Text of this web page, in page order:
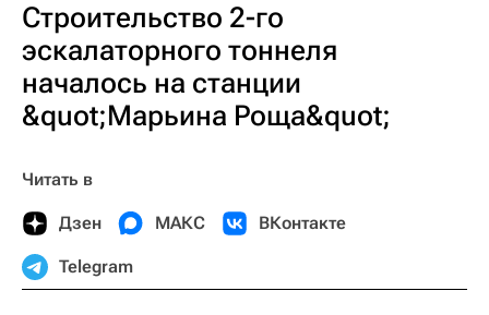
Строительство 2-го
эскалаторного тоннеля
началось на станции
&quot;Марьина Роща&quot;
Читать в
Дзен МАКС ВКонтакте
Telegram